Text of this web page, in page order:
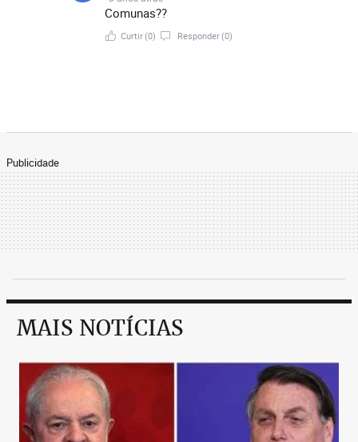
Comunas??
Curtir(0) Responder(0)
Publicidade
MAIS NOTÍCIAS